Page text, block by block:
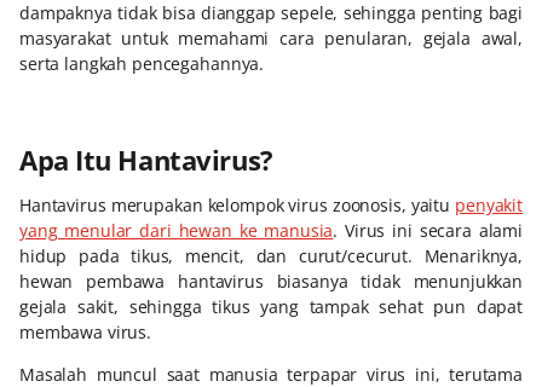
dampaknya tidak bisa dianggap sepele, sehingga penting bagi
masyarakat untuk memahami cara penularan, gejala awal,
serta langkah pencegahannya.
Apa Itu Hantavirus?
Hantavirus merupakan kelompok virus zoonosis, yaitu penyakit
yang menular dari hewan ke manusia. Virus ini secara alami
hidup pada tikus, mencit, dan curut/cecurut. Menariknya,
hewan pembawa hantavirus biasanya tidak menunjukkan
gejala sakit, sehingga tikus yang tampak sehat pun dapat
membawa virus.
Masalah muncul saat manusia terpapar virus ini, terutama